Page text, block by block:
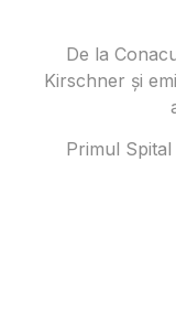
De la
Kirschner și
Primul